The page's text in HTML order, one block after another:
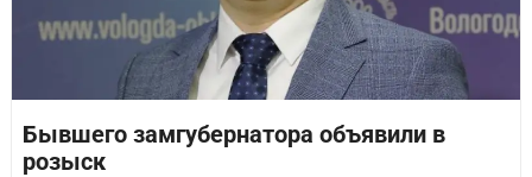
Бывшего замгубернатора объявили в
розыск